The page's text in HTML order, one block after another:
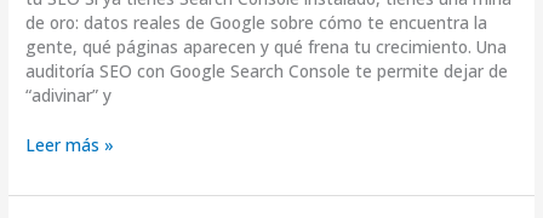
de oro: datos reales de Google sobre cómo te encuentra la
gente, qué páginas aparecen y qué frena tu crecimiento. Una
auditoría SEO con Google Search Console te permite dejar de
“adivinar” y
Leer más »